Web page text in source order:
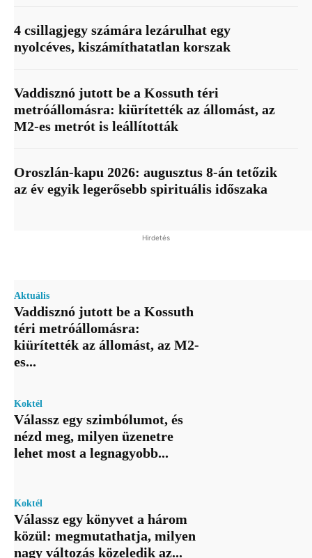
4 csillagjegy számára lezárulhat egy
nyolcéves, kiszámíthatatlan korszak
Vaddisznó jutott be a Kossuth téri
metróállomásra: kiürítették az állomást, az
M2-es metrót is leállították
Oroszlán-kapu 2026: augusztus 8-án tetőzik
az év egyik legerősebb spirituális időszaka
Hirdetés
Aktuális
Vaddisznó jutott be a Kossuth
téri metróállomásra:
kiürítették az állomást, az M2-
es...
Koktél
Válassz egy szimbólumot, és
nézd meg, milyen üzenetre
lehet most a legnagyobb...
Koktél
Válassz egy könyvet a három
közül: megmutathatja, milyen
nagy változás közeledik az...